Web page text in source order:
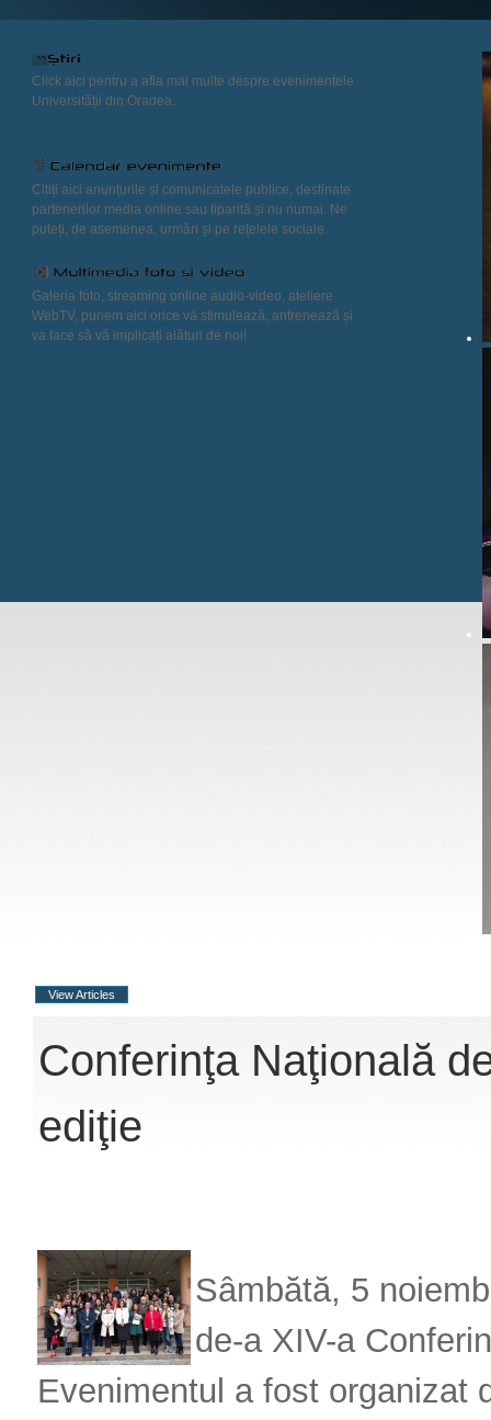
Click aici pentru a afla mai multe despre evenimentele
Universității din Oradea.
Citiți aici anunțurile și comunicatele publice, destinate
partenerilor media online sau tiparită și nu numai. Ne
puteți, de asemenea, urmări și pe rețelele sociale.
Galeria foto, streaming online audio-video, ateliere
WebTV, punem aici orice vă stimulează, antrenează și
va face să vă implicați alături de noi!
View Articles
Conferinţa Naţională
ediţie
Sâmbătă, 5
de-a XIV-a
Evenimentul a fost organizat